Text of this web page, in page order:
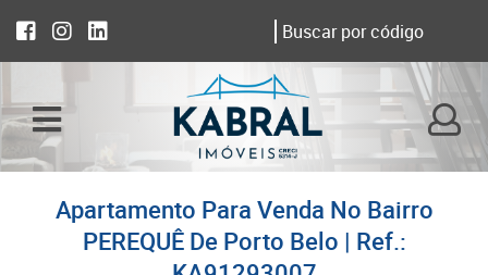
Apartamento Para Venda No Bairro
PEREQUÊ De Porto Belo | Ref.: